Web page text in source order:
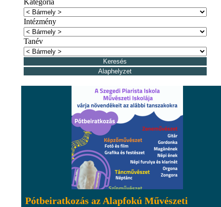
Intézmény
Tanév
Pótbeiratkozás az Alapfokú Művészeti